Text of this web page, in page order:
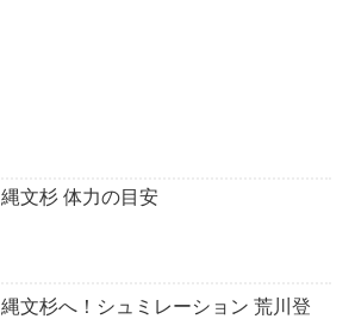
縄文杉 体力の目安
縄文杉へ！シュミレーション 荒川登